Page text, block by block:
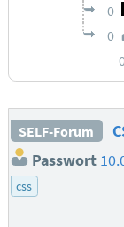
0
0
SELF-Forum
Passwort
css